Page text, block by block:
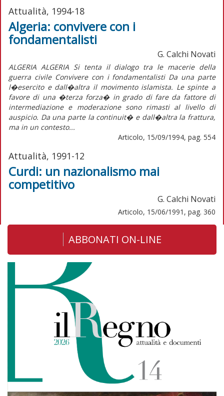
Attualità, 1994-18
Algeria: convivere con i
fondamentalisti
G. Calchi Novati
ALGERIA ALGERIA Si tenta il dialogo tra le macerie della
guerra civile Convivere con i fondamentalisti Da una parte
l�esercito e dall�altra il movimento islamista. Le spinte a
favore di una �terza forza� in grado di fare da fattore di
intermediazione e moderazione sono rimasti al livello di
auspicio. Da una parte la continuit� e dall�altra la frattura,
ma in un contesto...
Articolo, 15/09/1994, pag. 554
Attualità, 1991-12
Curdi: un nazionalismo mai
competitivo
G. Calchi Novati
Articolo, 15/06/1991, pag. 360
ABBONATI ON-LINE